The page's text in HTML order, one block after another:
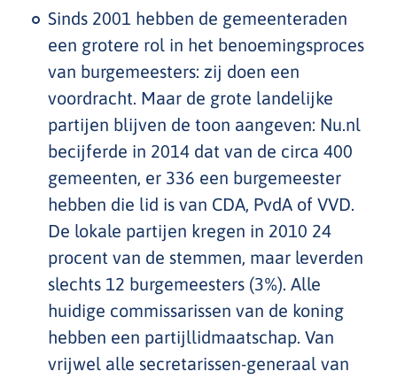
Sinds 2001 hebben de gemeenteraden
een grotere rol in het benoemingsproces
van burgemeesters: zij doen een
voordracht. Maar de grote landelijke
partijen blijven de toon aangeven: Nu.nl
becijferde in 2014 dat van de circa 400
gemeenten, er 336 een burgemeester
hebben die lid is van CDA, PvdA of VVD.
De lokale partijen kregen in 2010 24
procent van de stemmen, maar leverden
slechts 12 burgemeesters (3%). Alle
huidige commissarissen van de koning
hebben een partijllidmaatschap. Van
vrijwel alle secretarissen-generaal van